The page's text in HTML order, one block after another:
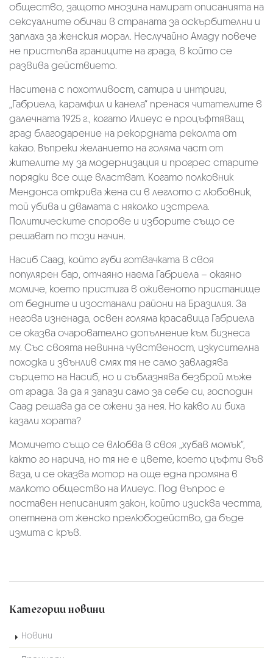
общество, защото мнозина намират описанията на
сексуалните обичаи в страната за оскърбителни и
заплаха за женския морал. Неслучайно Амаду повече
не пристъпва границите на града, в който се
развива действието.
Наситена с похотливост, сатира и интриги,
„Габриела, карамфил и канела“ пренася читателите в
далечната 1925 г., когато Илиеус е процъфтяващ
град благодарение на рекордната реколта от
какао. Въпреки желанието на голяма част от
жителите му за модернизация и прогрес старите
порядки все още властват. Когато полковник
Мендонса открива жена си в леглото с любовник,
той убива и двамата с няколко изстрела.
Политическите спорове и изборите също се
решават по този начин.
Насиб Саад, който губи готвачката в своя
популярен бар, отчаяно наема Габриела – окаяно
момиче, което пристига в оживеното пристанище
от бедните и изостанали райони на Бразилия. За
негова изненада, освен голяма красавица Габриела
се оказва очарователно допълнение към бизнеса
му. Със своята невинна чувственост, изкусителна
походка и звънлив смях тя не само завладява
сърцето на Насиб, но и съблазнява безброй мъже
от града. За да я запази само за себе си, господин
Саад решава да се ожени за нея. Но какво ли биха
казали хората?
Момичето също се влюбва в своя „хубав момък“,
както го нарича, но тя не е цвете, което цъфти във
ваза, и се оказва мотор на още една промяна в
малкото общество на Илиеус. Под въпрос е
поставен неписаният закон, който изисква честта,
опетнена от женско прелюбодейство, да бъде
измита с кръв.
Категории новини
Новини